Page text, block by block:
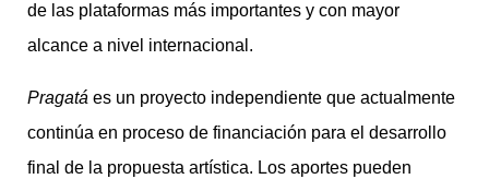
de las plataformas más importantes y con mayor
alcance a nivel internacional.
Pragatá es un proyecto independiente que actualmente
continúa en proceso de financiación para el desarrollo
final de la propuesta artística. Los aportes pueden